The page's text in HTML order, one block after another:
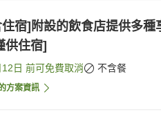
住宿]附設的飲食店提供多
供住宿]
日 前可免費取消 不含餐
方案資訊